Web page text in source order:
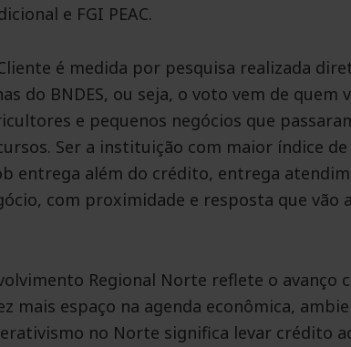
e FGI PEAC.
é medida por pesquisa realizada
do BNDES, ou seja, o voto vem de quem
e pequenos negócios que
Ser a instituição com maior índice
entrega além do crédito, entrega
com proximidade e resposta que vão
Regional Norte reflete o avanço
mais espaço na agenda econômica,
no Norte significa levar crédito